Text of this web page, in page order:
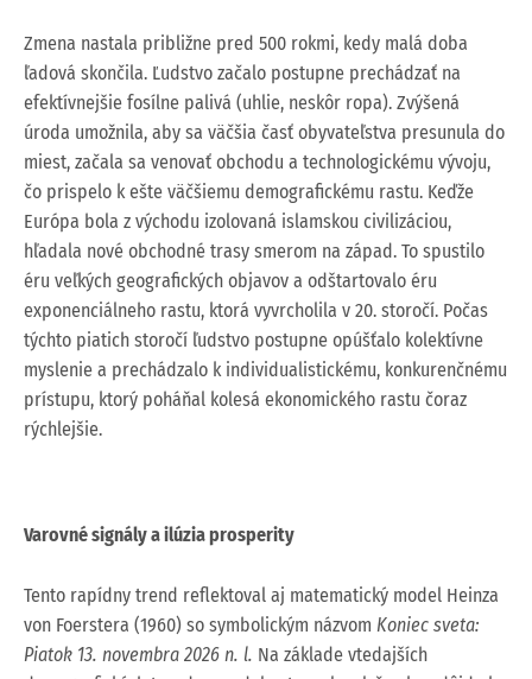
Zmena nastala približne pred 500 rokmi, kedy malá doba
ľadová skončila. Ľudstvo začalo postupne prechádzať na
efektívnejšie fosílne palivá (uhlie, neskôr ropa). Zvýšená
úroda umožnila, aby sa väčšia časť obyvateľstva presunula do
miest, začala sa venovať obchodu a technologickému vývoju,
čo prispelo k ešte väčšiemu demografickému rastu. Keďže
Európa bola z východu izolovaná islamskou civilizáciou,
hľadala nové obchodné trasy smerom na západ. To spustilo
éru veľkých geografických objavov a odštartovalo éru
exponenciálneho rastu, ktorá vyvrcholila v 20. storočí. Počas
týchto piatich storočí ľudstvo postupne opúšťalo kolektívne
myslenie a prechádzalo k individualistickému, konkurenčnému
prístupu, ktorý poháňal kolesá ekonomického rastu čoraz
rýchlejšie.
Varovné signály a ilúzia prosperity
Tento rapídny trend reflektoval aj matematický model Heinza
von Foerstera (1960) so symbolickým názvom Koniec sveta:
Piatok 13. novembra 2026 n. l. Na základe vtedajších